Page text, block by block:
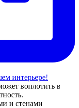
интерьере!
воплотить в
и стенами